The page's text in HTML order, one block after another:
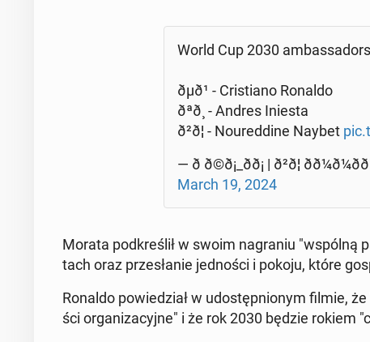
World Cup 2030
ðµð¹ - Cri­stia­no Ronaldo
ðªð¸ - Andres Iniesta
ð²ð¦ - No­ured­di­ne Naybet
— ð ð©ð¡_ðð¡ | ð²ð¦
March 19, 2024
Morata pod­kre­ślił w swoim na­gra­niu "wspólną
tach oraz prze­sła­nie jed­no­ści i pokoju, które
Ronaldo po­wie­dział w udo­stęp­nio­nym filmie,
ści or­ga­ni­za­cyj­ne" i że rok 2030 będzie rokiem